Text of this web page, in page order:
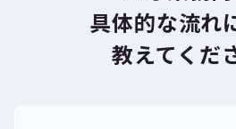
具体的な流れ
教えてくだ